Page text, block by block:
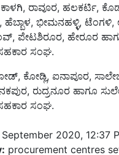
ಕಾಳಗಿ, ರಾವೂರ, ಹಲಕರ್ಟಿ,
ಭೀಮನಹಳ್ಳಿ, ಟೆಂಗಳಿ,
ಪೇಟಶಿರೂರ, ಹೇರೂರ
ಸಂಘ.
ಕೋಡ್ಲಿ, ಐನಾಪೂರ,
ರುದ್ರನೂರ ಹಾಗೂ
ಸಂಘ.
September 2020, 12:37
procurement centres